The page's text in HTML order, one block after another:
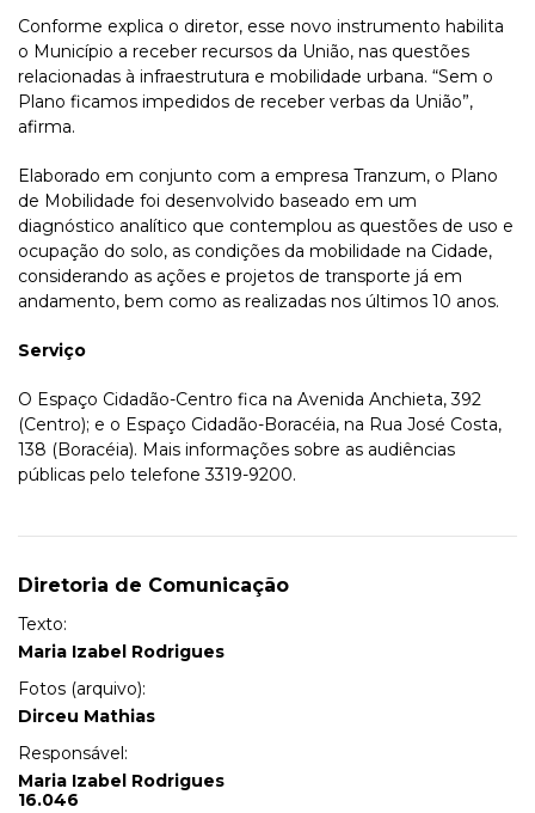
Conforme explica o diretor, esse novo instrumento habilita
o Município a receber recursos da União, nas questões
relacionadas à infraestrutura e mobilidade urbana. “Sem o
Plano ficamos impedidos de receber verbas da União”,
afirma.
Elaborado em conjunto com a empresa Tranzum, o Plano
de Mobilidade foi desenvolvido baseado em um
diagnóstico analítico que contemplou as questões de uso e
ocupação do solo, as condições da mobilidade na Cidade,
considerando as ações e projetos de transporte já em
andamento, bem como as realizadas nos últimos 10 anos.
Serviço
O Espaço Cidadão-Centro fica na Avenida Anchieta, 392
(Centro); e o Espaço Cidadão-Boracéia, na Rua José Costa,
138 (Boracéia). Mais informações sobre as audiências
públicas pelo telefone 3319-9200.
Diretoria de Comunicação
Texto:
Maria Izabel Rodrigues
Fotos (arquivo):
Dirceu Mathias
Responsável:
Maria Izabel Rodrigues
16.046